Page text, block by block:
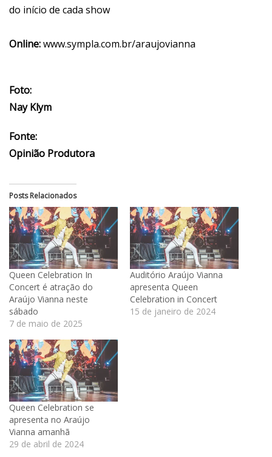
do início de cada show
Online:www.sympla.com.br/araujovianna
Foto:
Nay Klym
Fonte:
Opinião Produtora
Posts Relacionados
Queen Celebration In
Concert é atração do
Araújo Vianna neste
sábado
7 de maio de 2025
Auditório Araújo Vianna
apresenta Queen
Celebration in Concert
15 de janeiro de 2024
Queen Celebration se
apresenta no Araújo
Vianna amanhã
29 de abril de 2024